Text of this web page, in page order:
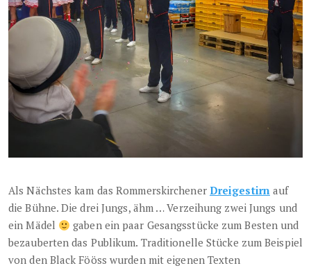
Als Nächstes kam das Rommerskirchener Dreigestirnauf
die Bühne. Die drei Jungs, ähm … Verzeihung zwei Jungs und
ein Mädel
gaben ein paar Gesangsstücke zum Besten und
bezauberten das Publikum. Traditionelle Stücke zum Beispiel
von den Black Fööss wurden mit eigenen Texten